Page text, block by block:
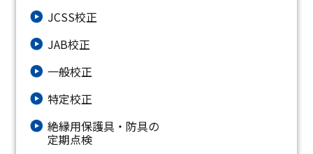
JCSS校正
JAB校正
一般校正
特定校正
絶縁⽤保護具・防具の
定期点検